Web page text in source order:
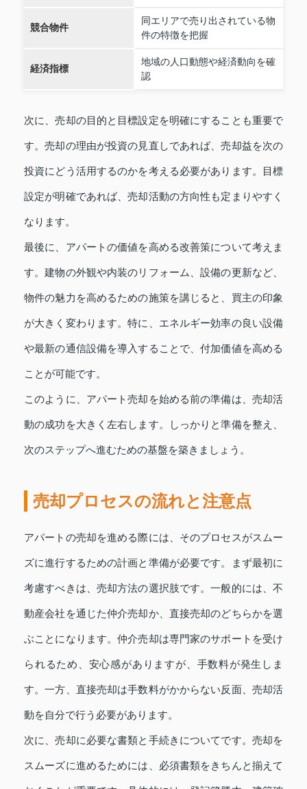
競合物件
同エリアで売り出されている物
件の特徴を把握
経済指標
地域の人口動態や経済動向を確
認
次に、売却の目的と目標設定を明確にすることも重要で
す。売却の理由が投資の見直しであれば、売却益を次の
投資にどう活用するのかを考える必要があります。目標
設定が明確であれば、売却活動の方向性も定まりやすく
なります。
最後に、アパートの価値を高める改善策について考えま
す。建物の外観や内装のリフォーム、設備の更新など、
物件の魅力を高めるための施策を講じると、買主の印象
が大きく変わります。特に、エネルギー効率の良い設備
や最新の通信設備を導入することで、付加価値を高める
ことが可能です。
このように、アパート売却を始める前の準備は、売却活
動の成功を大きく左右します。しっかりと準備を整え、
次のステップへ進むための基盤を築きましょう。
売却プロセスの流れと注意点
アパートの売却を進める際には、そのプロセスがスムー
ズに進行するための計画と準備が必要です。まず最初に
考慮すべきは、売却方法の選択肢です。一般的には、不
動産会社を通じた仲介売却か、直接売却のどちらかを選
ぶことになります。仲介売却は専門家のサポートを受け
られるため、安心感がありますが、手数料が発生しま
す。一方、直接売却は手数料がかからない反面、売却活
動を自分で行う必要があります。
次に、売却に必要な書類と手続きについてです。売却を
スムーズに進めるためには、必須書類をきちんと揃えて